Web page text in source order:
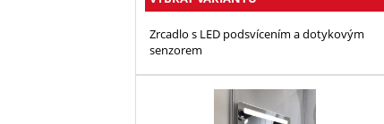
Zrcadlo s LED podsvícením a dotykovým
senzorem